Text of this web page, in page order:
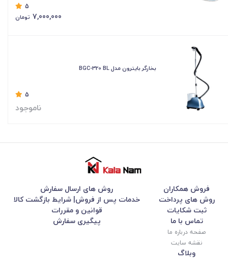
5
7,000,000 تومان
بخارگر بایترون مدل BGC-320 BL
5
ناموجود
فروش همکاران
روش های ارسال سفارش
روش های پرداخت
خدمات پس از فروش| شرایط بازگشت کالا
ثبت شکایات
قوانین و مقررات
تماس با ما
صفحه درباره ما
نقشه سایت
پیگیری سفارش
وبلاگ